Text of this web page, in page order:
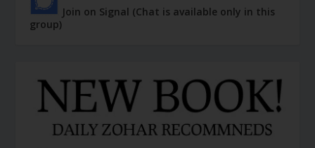
Join on Signal (Chat is available only in this
group)